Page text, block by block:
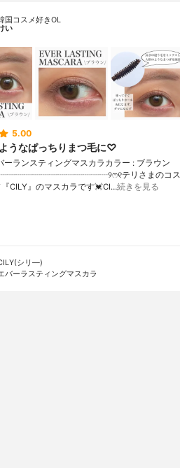
国コスメ好きOL
い
5.00
うなぱっちりまつ毛に♡
ーランスティングマスカラカラー : ブラウン
テリさまのコス
『CILY』のマスカラです💓CI…続きを見る
シリ―)
バーラスティングマスカラ